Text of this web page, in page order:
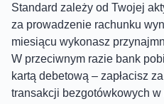
Standard zależy od Twojej
za prowadzenie rachunku
miesiącu wykonasz
W przeciwnym razie bank
kartą debetową – zapłacisz
transakcji bezgotówkowych